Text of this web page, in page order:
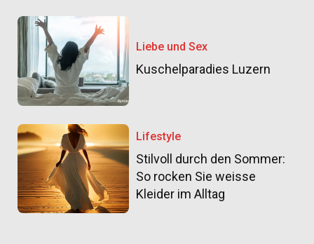
Liebe und Sex
Kuschelparadies Luzern
Lifestyle
Stilvoll durch den Sommer:
So rocken Sie weisse
Kleider im Alltag